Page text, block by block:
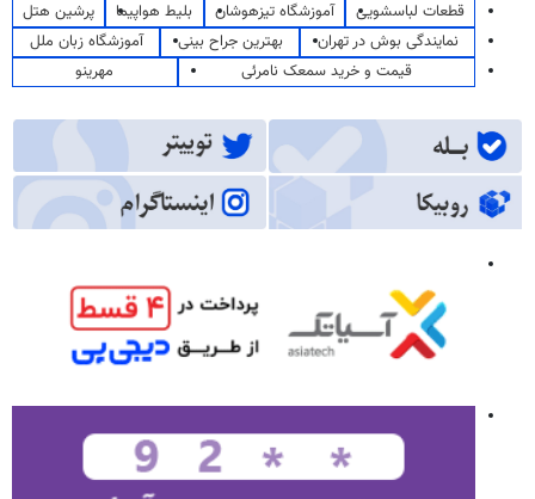
قطعات لباسشویی
آموزشگاه تیزهوشان بلیط هواپیما
پرشین هتل
نمایندگی بوش در تهران
بهترین جراح بینی
آموزشگاه زبان ملل
قیمت و خرید سمعک نامرئی
مهرینو